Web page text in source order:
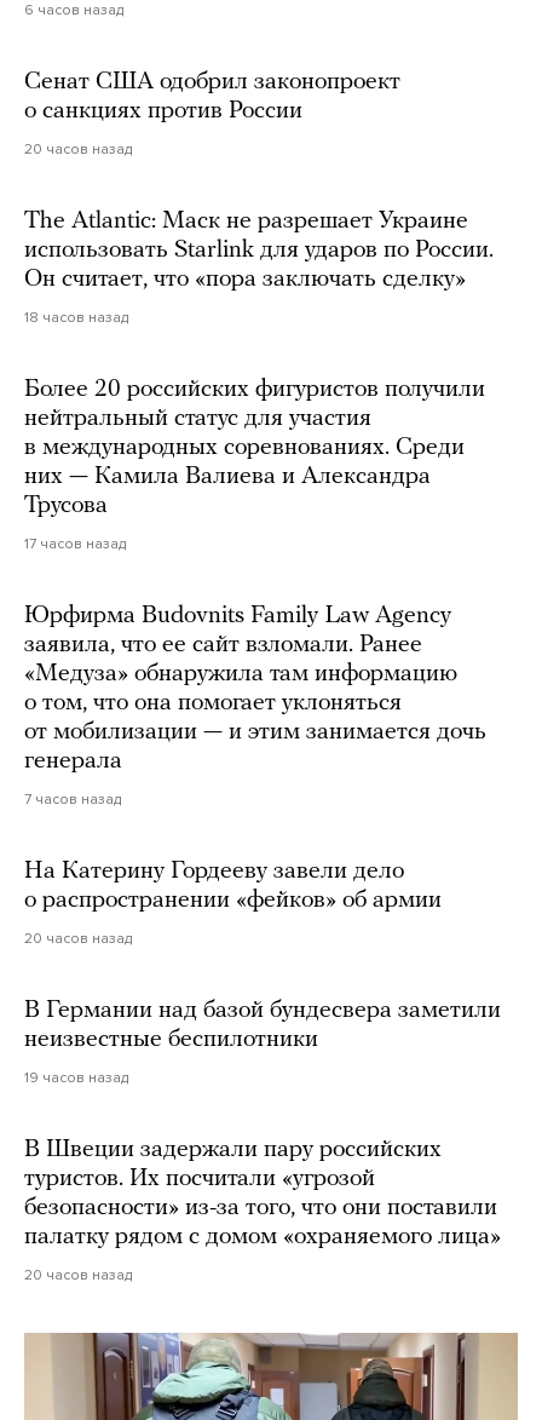
6 часов назад
Сенат США одобрил законопроект
о санкциях против России
20 часов назад
The Atlantic: Маск не разрешает Украине
использовать Starlink для ударов по России.
Он считает, что «пора заключать сделку»
18 часов назад
Более 20 российских фигуристов получили
нейтральный статус для участия
в международных соревнованиях. Среди
них — Камила Валиева и Александра
Трусова
17 часов назад
Юрфирма Budovnits Family Law Agency
заявила, что ее сайт взломали. Ранее
«Медуза» обнаружила там информацию
о том, что она помогает уклоняться
от мобилизации — и этим занимается дочь
генерала
7 часов назад
На Катерину Гордееву завели дело
о распространении «фейков» об армии
20 часов назад
В Германии над базой бундесвера заметили
неизвестные беспилотники
19 часов назад
В Швеции задержали пару российских
туристов. Их посчитали «угрозой
безопасности» из-за того, что они поставили
палатку рядом с домом «охраняемого лица»
20 часов назад